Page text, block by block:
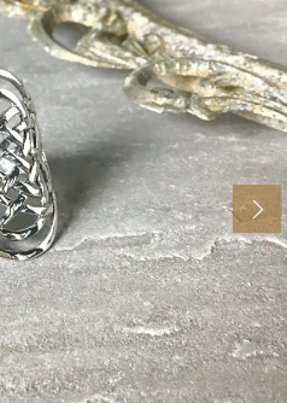
International Shipping
特集一覧
スタッフコーディネート
古着卸DOCK
ゴリーから探す